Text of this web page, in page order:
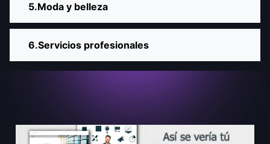
Moda y belleza
Servicios profesionales